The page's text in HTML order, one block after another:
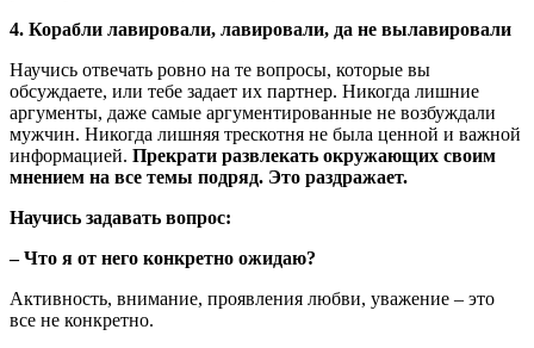
4. Корабли лавировали, лавировали, да не вылавировали
Научись отвечать ровно на те вопросы, которые вы
обсуждаете, или тебе задает их партнер. Никогда лишние
аргументы, даже самые аргументированные не возбуждали
мужчин. Никогда лишняя трескотня не была ценной и важной
информацией. Прекрати развлекать окружающих своим
мнением на все темы подряд. Это раздражает.
Научись задавать вопрос:
– Что я от него конкретно ожидаю?
Активность, внимание, проявления любви, уважение – это
все не конкретно.